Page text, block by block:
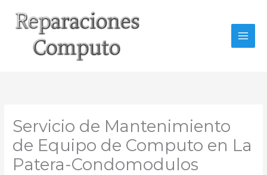
contenido
Servicio de Mantenimiento
de Equipo de Computo en La
Patera-Condomodulos